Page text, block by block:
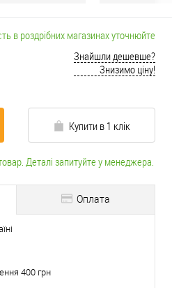
в роздрібних магазинах уточнюйте
Знайшли дешевше?
Знизимо ціну!
Купити в 1 клік
Деталі запитуйте у менеджера.
Оплата
400 грн